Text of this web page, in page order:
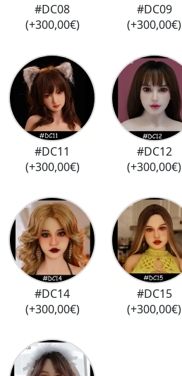
#DC08
(+300,00€)
#DC09
(+300,00€)
#DC11
(+300,00€)
#DC12
(+300,00€)
#DC14
(+300,00€)
#DC15
(+300,00€)